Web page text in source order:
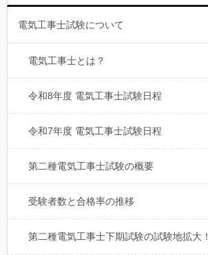
電気工事士試験について
電気工事士とは？
令和8年度 電気工事士試験日程
令和7年度 電気工事士試験日程
第二種電気工事士試験の概要
受験者数と合格率の推移
第二種電気工事士下期試験の試験地拡大！